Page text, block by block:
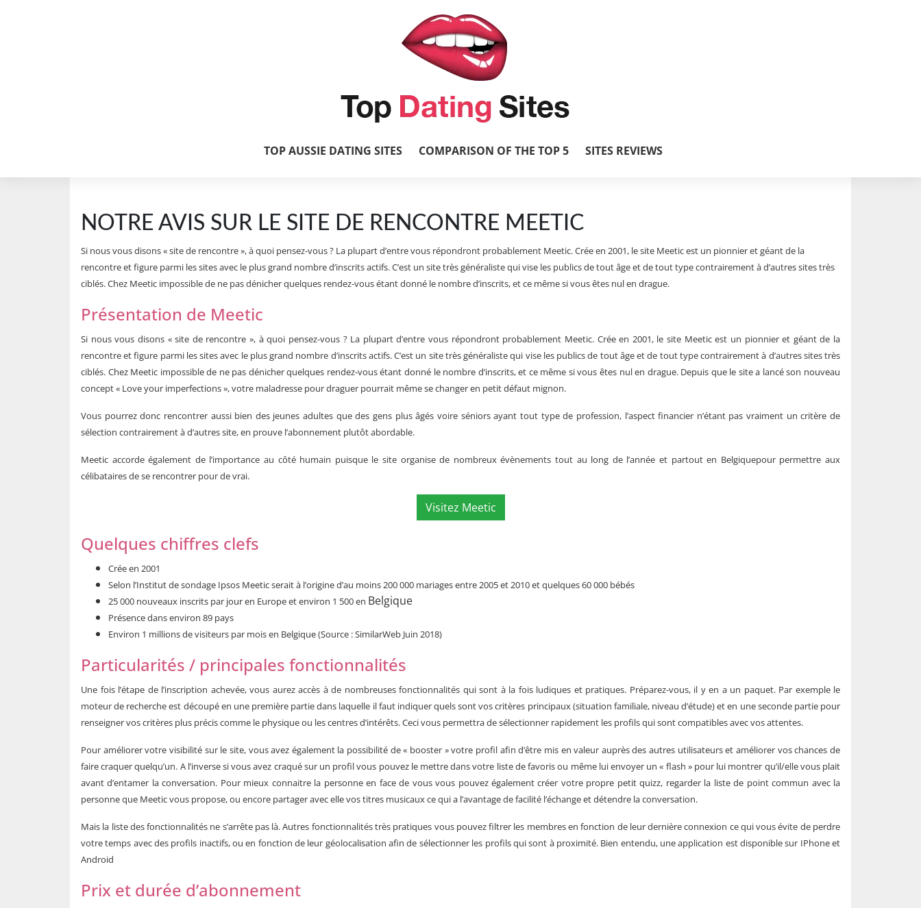
TOP AUSSIE DATING SITES COMPARISON OF THE TOP 5 SITES REVIEWS
NOTRE AVIS SUR LE SITE DE RENCONTRE MEETIC
Si nous vous disons « site de rencontre », à quoi pensez-vous ? La plupart d’entre vous répondront probablement Meetic. Crée en 2001, le site Meetic est un pionnier et géant de la
rencontre et figure parmi les sites avec le plus grand nombre d’inscrits actifs. C’est un site très généraliste qui vise les publics de tout âge et de tout type contrairement à d’autres sites très
ciblés. Chez Meetic impossible de ne pas dénicher quelques rendez-vous étant donné le nombre d’inscrits, et ce même si vous êtes nul en drague.
Présentation de Meetic
Si nous vous disons « site de rencontre », à quoi pensez-vous ? La plupart d’entre vous répondront probablement Meetic. Crée en 2001, le site Meetic est un pionnier et géant de la
rencontre et figure parmi les sites avec le plus grand nombre d’inscrits actifs. C’est un site très généraliste qui vise les publics de tout âge et de tout type contrairement à d’autres sites très
ciblés. Chez Meetic impossible de ne pas dénicher quelques rendez-vous étant donné le nombre d’inscrits, et ce même si vous êtes nul en drague. Depuis que le site a lancé son nouveau
concept « Love your imperfections », votre maladresse pour draguer pourrait même se changer en petit défaut mignon.
Vous pourrez donc rencontrer aussi bien des jeunes adultes que des gens plus âgés voire séniors ayant tout type de profession, l’aspect financier n’étant pas vraiment un critère de
sélection contrairement à d’autres site, en prouve l’abonnement plutôt abordable.
Meetic accorde également de l’importance au côté humain puisque le site organise de nombreux évènements tout au long de l’année et partout en Belgiquepour permettre aux
célibataires de se rencontrer pour de vrai.
Visitez Meetic
Quelques chiffres clefs
Crée en 2001
Selon l’Institut de sondage Ipsos Meetic serait à l’origine d’au moins 200 000 mariages entre 2005 et 2010 et quelques 60 000 bébés
25 000 nouveaux inscrits par jour en Europe et environ 1 500 en Belgique
Présence dans environ 89 pays
Environ 1 millions de visiteurs par mois en Belgique (Source : SimilarWeb Juin 2018)
Particularités / principales fonctionnalités
Une fois l’étape de l’inscription achevée, vous aurez accès à de nombreuses fonctionnalités qui sont à la fois ludiques et pratiques. Préparez-vous, il y en a un paquet. Par exemple le
moteur de recherche est découpé en une première partie dans laquelle il faut indiquer quels sont vos critères principaux (situation familiale, niveau d’étude) et en une seconde partie pour
renseigner vos critères plus précis comme le physique ou les centres d’intérêts. Ceci vous permettra de sélectionner rapidement les profils qui sont compatibles avec vos attentes.
Pour améliorer votre visibilité sur le site, vous avez également la possibilité de « booster » votre profil afin d’être mis en valeur auprès des autres utilisateurs et améliorer vos chances de
faire craquer quelqu’un. A l’inverse si vous avez craqué sur un profil vous pouvez le mettre dans votre liste de favoris ou même lui envoyer un « flash » pour lui montrer qu’il/elle vous plait
avant d’entamer la conversation. Pour mieux connaitre la personne en face de vous vous pouvez également créer votre propre petit quizz, regarder la liste de point commun avec la
personne que Meetic vous propose, ou encore partager avec elle vos titres musicaux ce qui a l’avantage de facilité l’échange et détendre la conversation.
Mais la liste des fonctionnalités ne s’arrête pas là. Autres fonctionnalités très pratiques vous pouvez filtrer les membres en fonction de leur dernière connexion ce qui vous évite de perdre
votre temps avec des profils inactifs, ou en fonction de leur géolocalisation afin de sélectionner les profils qui sont à proximité. Bien entendu, une application est disponible sur IPhone et
Android
Prix et durée d’abonnement